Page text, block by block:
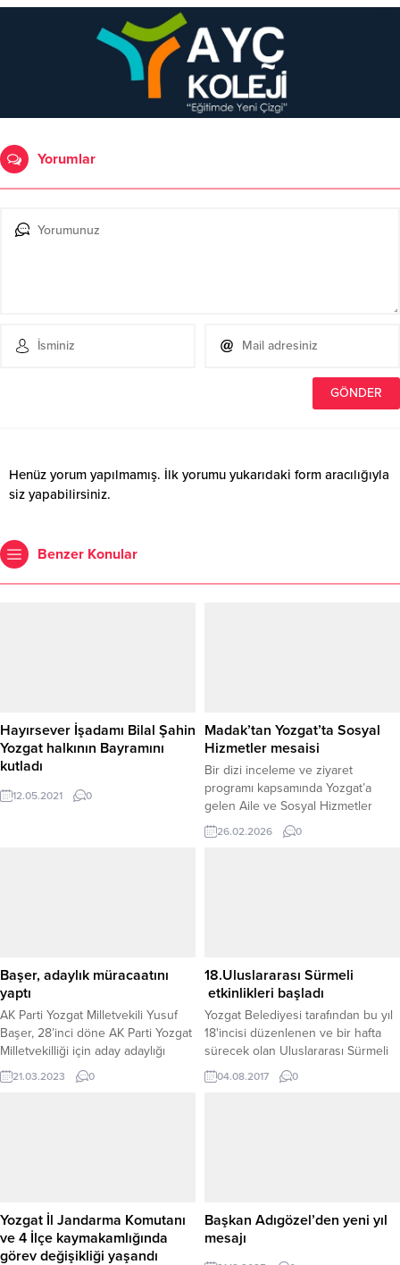
Yorumlar
Henüz yorum yapılmamış. İlk yorumu yukarıdaki form aracılığıyla
siz yapabilirsiniz.
Benzer Konular
Hayırsever İşadamı Bilal Şahin
Yozgat halkının Bayramını
kutladı
12.05.2021 0
Madak’tan Yozgat’ta Sosyal
Hizmetler mesaisi
Bir dizi inceleme ve ziyaret
programı kapsamında Yozgat’a
gelen Aile ve Sosyal Hizmetler
Bakan Yardımcısı Sevim Sayım
Madak, ilk olarak Yozgat Valisi
hayata geçirilmesi planlanan
faaliyetler ele alındı. İl...
26.02.2026 0
Başer, adaylık müracaatını
yaptı
AK Parti Yozgat Milletvekili Yusuf
Başer, 28’inci döne AK Parti Yozgat
Milletvekilliği için aday adaylığı
müracaatını yaptı.
21.03.2023 0
18.Uluslararası Sürmeli
etkinlikleri başladı
Yozgat Belediyesi tarafından bu yıl
18'incisi düzenlenen ve bir hafta
sürecek olan Uluslararası Sürmeli
Kültür, Sanat ve Sosyal Etkinlikleri,
dün kortej yürüyüşüyle başladı.
04.08.2017 0
Yozgat İl Jandarma Komutanı
ve 4 İlçe kaymakamlığında
görev değişikliği yaşandı
Başkan Adıgözel’den yeni yıl
mesajı